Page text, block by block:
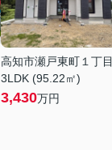
高知市瀬戸東町１丁目
3LDK (95.22㎡)
3,430万円